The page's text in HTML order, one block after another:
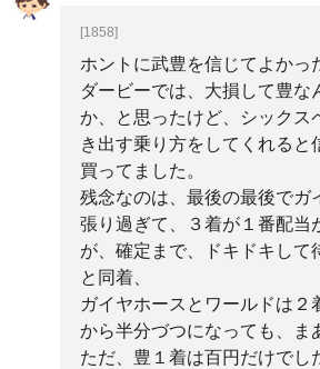
[1858]
ホントに武豊を信じてよかっ
ダービーでは、大損して豊な
か、と思ったけど、シックス
き出す乗り方をしてくれると
買ってました。
残念なのは、最後の最後でガ
張り過ぎて、３着が１番配当
が、確定まで、ドキドキして
と同着、
ガイヤホースとワールドは２
から半分づつになっても、ま
ただ、豊１着は百円だけでし